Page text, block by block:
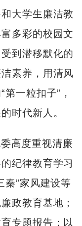
大学生廉洁教
多彩的校园文
到潜移默化的
素养，用清风
一粒扣子”，
时代新人。
高度重视清廉
纪律教育学习
秦”家风建设等
政教育基地；
专题报告；以